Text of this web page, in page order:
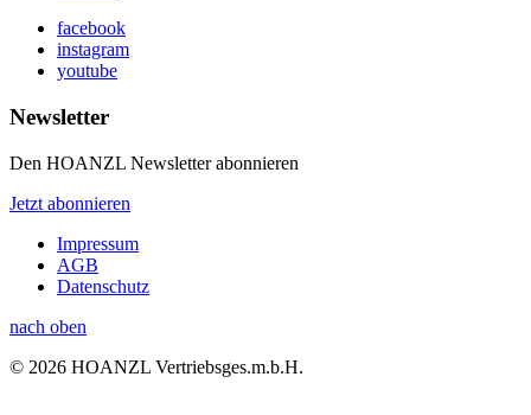
facebook
instagram
youtube
Newsletter
Den HOANZL Newsletter abonnieren
Jetzt abonnieren
Impressum
AGB
Datenschutz
nach oben
© 2026 HOANZL Vertriebsges.m.b.H.